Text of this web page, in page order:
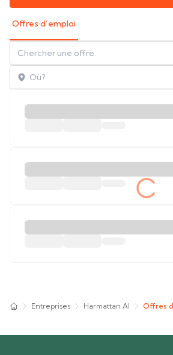
Offres d’emploi
Entreprises Harmattan AI Offres